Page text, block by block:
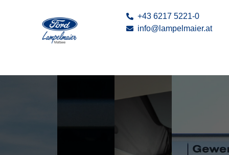
+43 6217 5221-0
info@lampelmaier.at